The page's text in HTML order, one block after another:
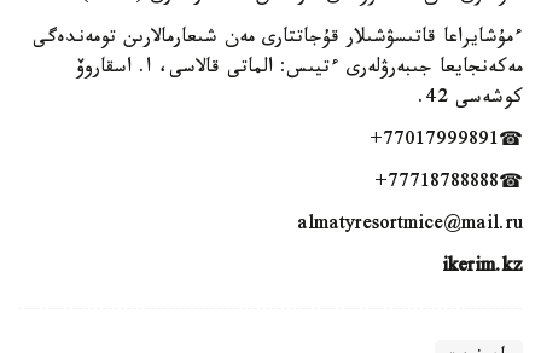
ءمۇشايراعا قاتىسۋشىلار قۇجاتتارى مەن شىعارمالارىن تومەندەگى
مەكەنجايعا جىبەرۋلەرى ءتيىس: الماتى قالاسى، ا. اسقاروۆ
كوشەسى 42.
☎77017999891+
☎77718788888+
almatyresortmice@mail.ru
ikerim.kz